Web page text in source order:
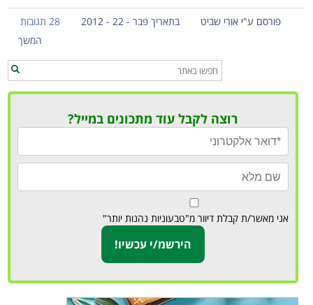
פורסם ע"י אורי שביט בתאריך פבר - 22 - 2012
28 תגובות
המשך
רוצה לקבל עוד מתכונים במייל?
אני מאשר/ת קבלת דיוור מ"טבעוניות נהנות יותר"